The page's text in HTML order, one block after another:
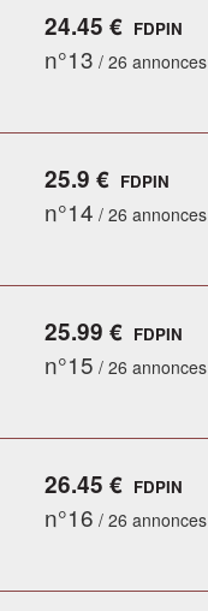
24.45 € FDPIN
n°13 / 26 annonces
25.9 € FDPIN
n°14 / 26 annonces
25.99 € FDPIN
n°15 / 26 annonces
26.45 € FDPIN
n°16 / 26 annonces